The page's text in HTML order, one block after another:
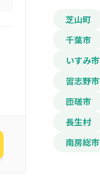
芝山町
千葉市
いすみ市
習志野市
匝瑳市
長生村
南房総市